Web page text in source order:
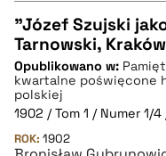
CZYSTY TEKST
pobierz cytat
"Józef Szujski
Tarnowski,
Opublikowano w:
kwartalne
polskiej
1902 / Tom 1 / Numer 1/
ROK: 1902